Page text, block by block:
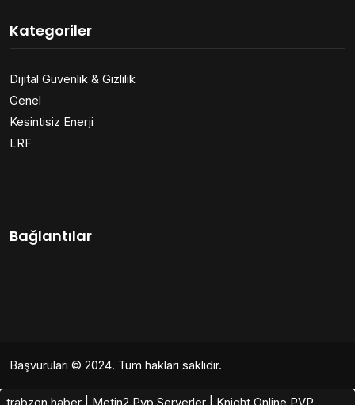
Kategoriler
Dijital Güvenlik & Gizlilik
Genel
Kesintisiz Enerji
LRF
Bağlantılar
Başvuruları © 2024. Tüm hakları saklıdır.